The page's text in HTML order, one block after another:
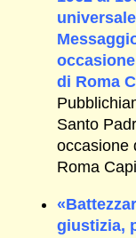
di Roma
Santo
occasione
Roma
giustizia,